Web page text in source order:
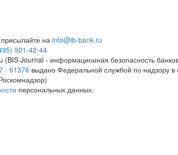
на info@ib-bank.ru
921-42-44
(BIS Journal - информационная безопасность
- 61376 выдано Федеральной службой по надзору
персональных данных.